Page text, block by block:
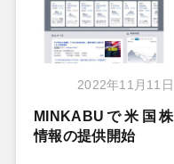
2022年11月11日
MINKABUで米国株
情報の提供開始